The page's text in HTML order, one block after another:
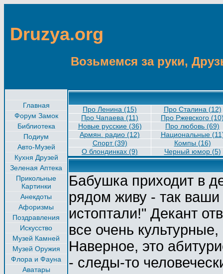
Druzya.org
Возьмемся за руки,
Главная
Форум Замок
Библиотека
Подиум
Авто-Музей
Кухня Друзей
Зеленая Аптека
Прикольные
Картинки
Анекдоты
Афоризмы
Поздравления
Искусство
Музей Камней
Музей Оружия
Флора и Фауна
Аватары
Про Ленина (15)
Про Сталина (12)
Про Чапаева (11)
Прo Ржевскoго
Новые русские (36)
Про любовь (69)
Армян. радио (12)
Национальные
Спорт (39)
Компы (16)
О блондинках (9)
Черный юмор (5)
Бабушка приходит в
рядом живу - так
истоптали!" Декант
все очень
Наверное, это
- следы-то